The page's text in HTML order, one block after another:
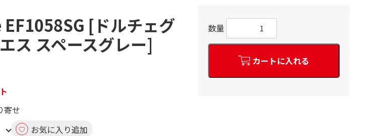
[ドルチェグ
ス スペースグレー]
寄せ
お気に入り追加
数量
カートに入れる